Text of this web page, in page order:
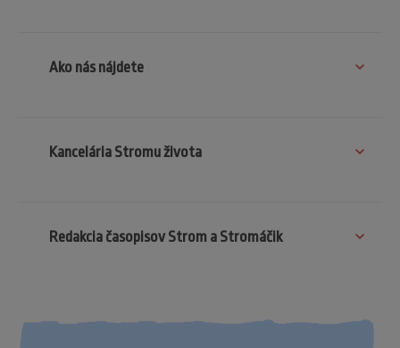
Ako nás nájdete
Kancelária Stromu života
Redakcia časopisov Strom a Stromáčik